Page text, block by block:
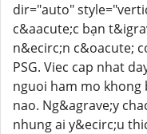
dir="auto"
c&aacute;c bạn
n&ecirc;n c&oacute;
PSG. Viec cap nhat
nguoi ham mo
nao. Ng&agrave;y
nhung ai y&ecirc;u